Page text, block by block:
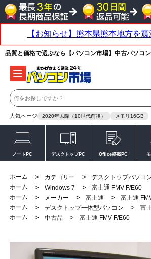
品質と価格で選ぶなら【パソコン市場】中古パソコン
人気ページ 2020年以降（10世代前後） メモリ16GB
ノートPC デスクトップPC Office搭載PC
ホーム > カテゴリー > デスクトップパソコ
ホーム
> Windows 7 >
富士通 FMV-F/E60
ホーム
> メーカー > 富士通 >
富士通
ホーム
> デスクトップ一体型パソコン >
富
ホーム
> 中古品 > 富士通 FMV-F/E60